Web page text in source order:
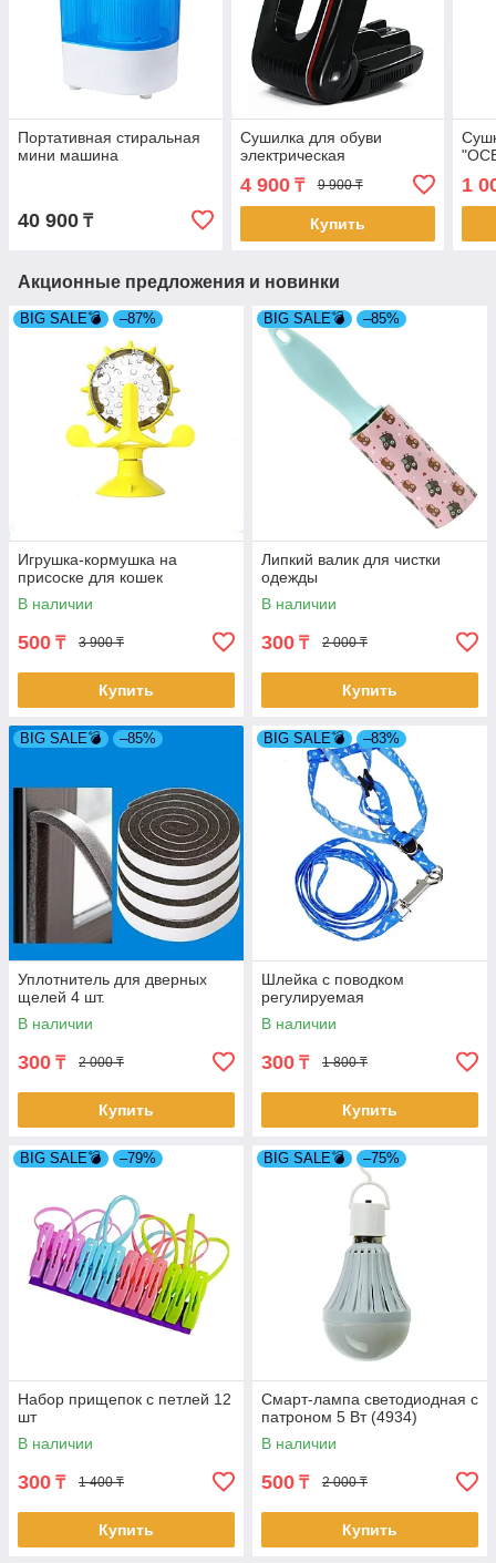
Портативная стиральная
мини машина
40 900 ₸
Сушилка для обуви
электрическая
4 900₸ 9 900 ₸
Купить
1
Акционные предложения и новинки
BIG SALE💣 –87%
Игрушка-кормушка на
присоске для кошек
В наличии
500 ₸ 3 900 ₸
Купить
BIG SALE💣 –85%
Липкий валик для чистки
одежды
В наличии
300 ₸ 2 000 ₸
Купить
BIG SALE💣 –85%
Уплотнитель для дверных
щелей 4 шт.
В наличии
300 ₸ 2 000 ₸
Купить
BIG SALE💣 –83%
Шлейка с поводком
регулируемая
В наличии
300 ₸ 1 800 ₸
Купить
BIG SALE💣 –79%
Набор прищепок с петлей 12
шт
В наличии
300 ₸ 1 400 ₸
Купить
BIG SALE💣 –75%
Смарт-лампа светодиодная с
патроном 5 Вт (4934)
В наличии
500 ₸ 2 000 ₸
Купить